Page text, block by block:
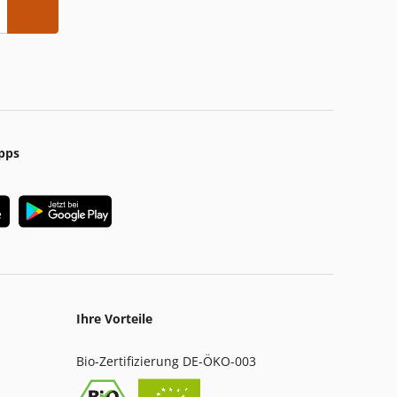
Ihre Vorteile
Bio-Zertifizierung DE-ÖKO-003